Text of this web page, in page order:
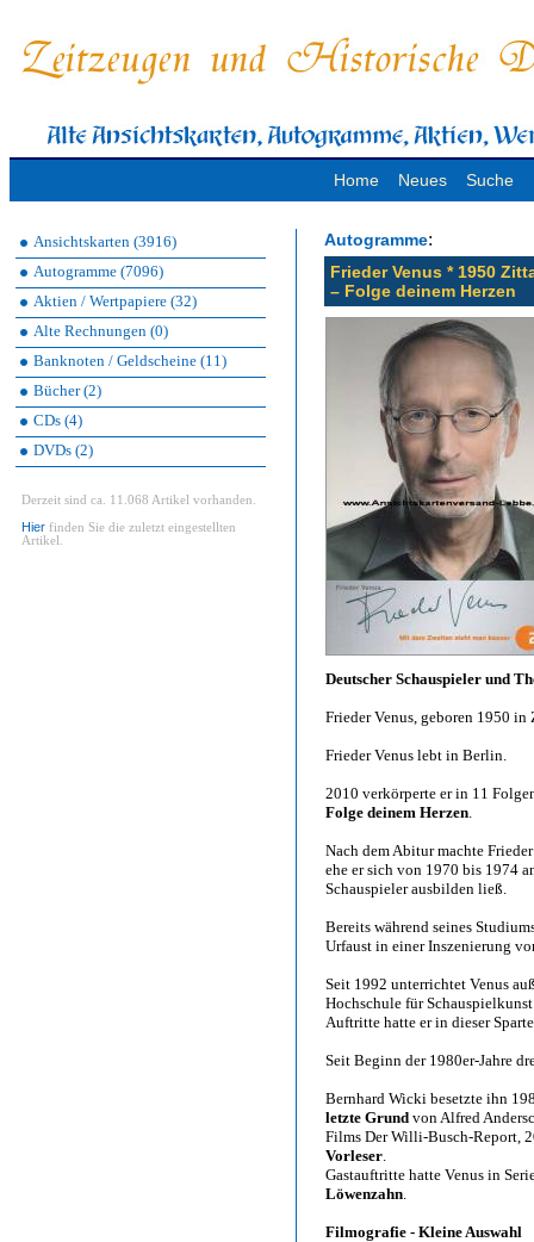
Home Neues Suche
Ansichtskarten (3916)
Autogramme (7096)
Aktien / Wertpapiere (32)
Alte Rechnungen (0)
Banknoten / Geldscheine (11)
Bücher (2)
CDs (4)
DVDs (2)
Derzeit sind ca. 11.068 Artikel vorhanden.
Hier finden Sie die zuletzt eingestellten
Artikel.
Autogramme:
Frieder Venus * 1950
– Folge deinem Herzen
Deutscher Schauspieler und
Frieder Venus, geboren 1950 in
Frieder Venus lebt in Berlin.
2010 verkörperte er in 11
Folge deinem Herzen.
Nach dem Abitur machte
ehe er sich von 1970 bis 1974
Schauspieler ausbilden ließ.
Bereits während seines
Urfaust in einer Inszenierung
Seit 1992 unterrichtet Venus
Hochschule für
Auftritte hatte er in dieser
Seit Beginn der 1980er-Jahre
Bernhard Wicki besetzte ihn
letzte Grund von Alfred
Films Der Willi-Busch-Report,
Vorleser.
Gastauftritte hatte Venus in
Löwenzahn.
Filmografie - Kleine Auswahl